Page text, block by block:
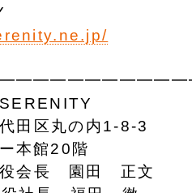
田区丸の内1-8-3
本館20階
会長 園田 正文